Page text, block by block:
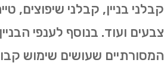
קבלני בניין, קבלני שיפוצים,
צבעים ועוד. בנוסף לענפי הבניין
המסורתיים שעושים שימוש